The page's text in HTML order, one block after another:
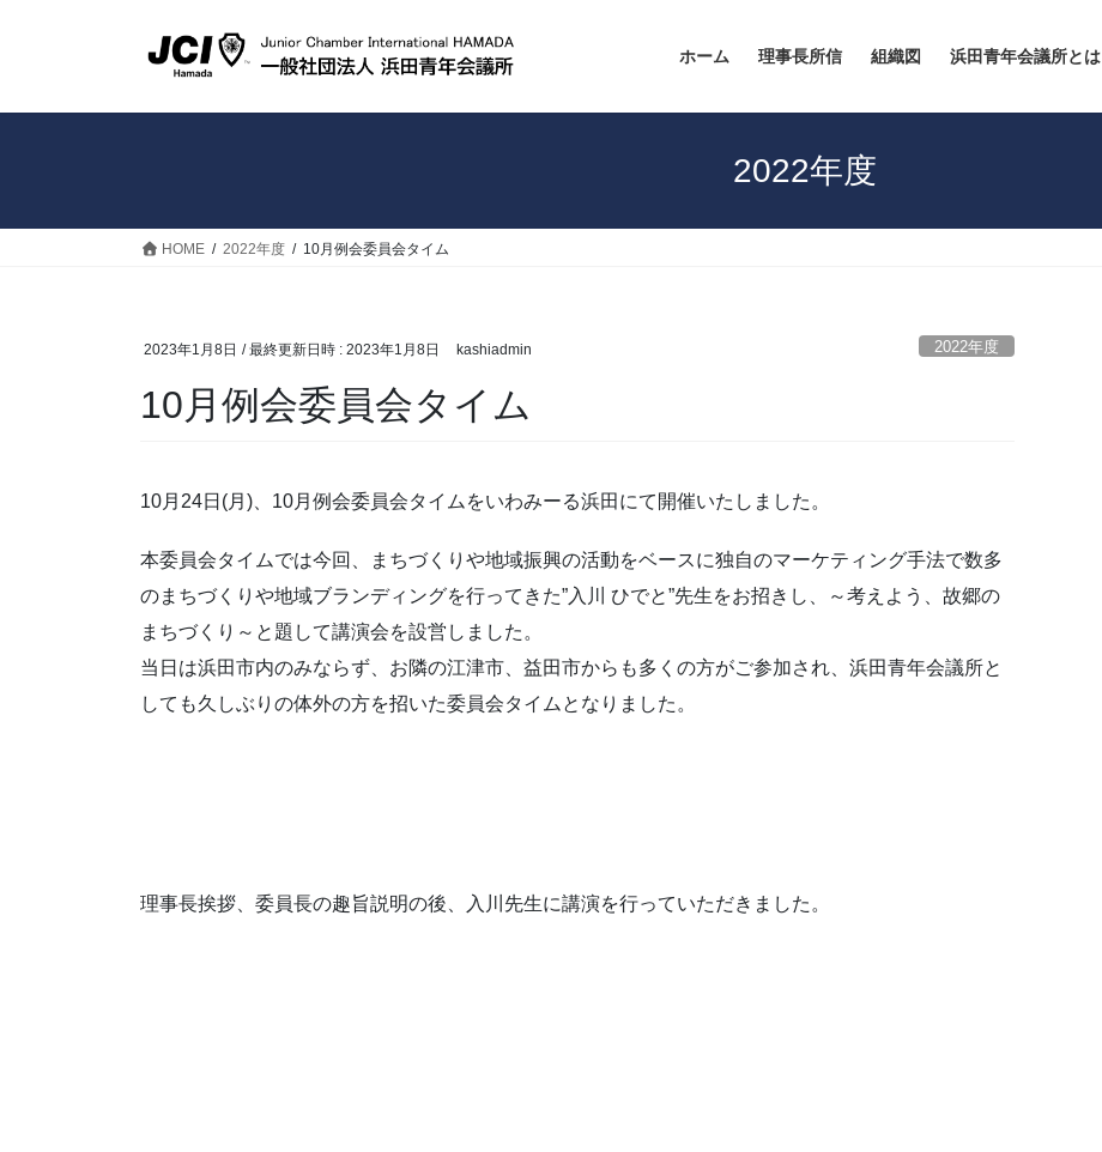
ホーム 理事長所信 組織図 浜田青年会議所とは
2022年度
HOME 2022年度 10月例会委員会タイム
2023年1月8日 / 最終更新日時 : 2023年1月8日 kashiadmin 2022年度
10月例会委員会タイム
10月24日(月)、10月例会委員会タイムをいわみーる浜田にて開催いたしました。
本委員会タイムでは今回、まちづくりや地域振興の活動をベースに独自のマーケティング手法で数多
のまちづくりや地域ブランディングを行ってきた”入川 ひでと”先生をお招きし、～考えよう、故郷の
まちづくり～と題して講演会を設営しました。
当日は浜田市内のみならず、お隣の江津市、益田市からも多くの方がご参加され、浜田青年会議所と
しても久しぶりの体外の方を招いた委員会タイムとなりました。
理事長挨拶、委員長の趣旨説明の後、入川先生に講演を行っていただきました。